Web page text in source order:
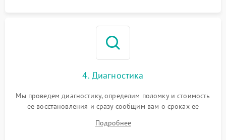
4. Диагностика
Мы проведем диагностику, определим поломку и стоимость
ее восстановления и сразу сообщим вам о сроках ее
Подробнее